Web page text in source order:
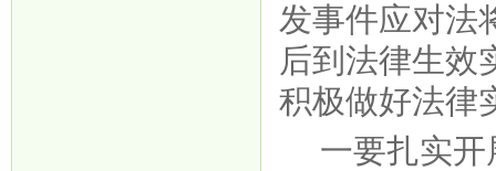
发事件应对法
后到法律生效
积极做好法律
一要扎实